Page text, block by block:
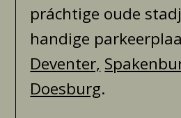
práchtige oude
handige
Deventer,
Doesburg.